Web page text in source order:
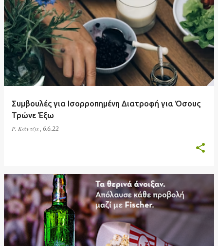
Συμβουλές για Ισορροπημένη Διατροφή για Όσους
Τρώνε Έξω
Ρ. Κάντζα , 6.6.22